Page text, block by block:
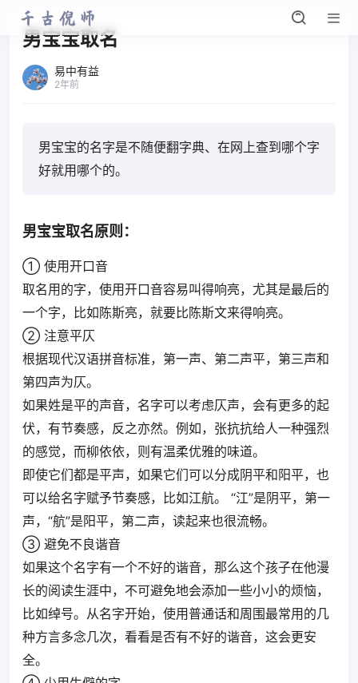
男宝宝取名
易中有益
2年前
男宝宝的名字是不随便翻字典、在网上查到哪个字
好就用哪个的。
男宝宝取名原则：
① 使用开口音
取名用的字，使用开口音容易叫得响亮，尤其是最后的
一个字，比如陈斯亮，就要比陈斯文来得响亮。
② 注意平仄
根据现代汉语拼音标准，第一声、第二声平，第三声和
第四声为仄。
如果姓是平的声音，名字可以考虑仄声，会有更多的起
伏，有节奏感，反之亦然。例如，张抗抗给人一种强烈
的感觉，而柳依依，则有温柔优雅的味道。
即使它们都是平声，如果它们可以分成阴平和阳平，也
可以给名字赋予节奏感，比如江航。 “江”是阴平，第一
声，“航”是阳平，第二声，读起来也很流畅。
③ 避免不良谐音
如果这个名字有一个不好的谐音，那么这个孩子在他漫
长的阅读生涯中，不可避免地会添加一些小小的烦恼，
比如绰号。从名字开始，使用普通话和周围最常用的几
种方言多念几次，看看是否有不好的谐音，这会更安
全。